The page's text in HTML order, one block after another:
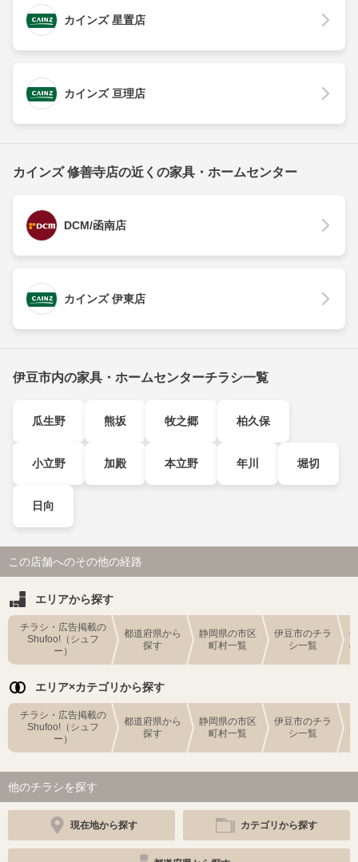
カインズ 星置店
カインズ 亘理店
カインズ 修善寺店の近くの家具・ホームセンター
DCM/函南店
カインズ 伊東店
伊豆市内の家具・ホームセンターチラシ一覧
瓜生野 熊坂 牧之郷 柏久保
小立野 加殿 本立野 年川 堀切
日向
この店舗へのその他の経路
エリアから探す
チラシ・広告掲載の
Shufoo!（シュフ
ー）
都道府県から
探す
静岡県の市区
町村一覧
伊豆市のチラ
シ一覧
エリア×カテゴリから探す
チラシ・広告掲載の
Shufoo!（シュフ
ー）
都道府県から
探す
静岡県の市区
町村一覧
伊豆市のチラ
シ一覧
他のチラシを探す
現在地から探す カテゴリから探す